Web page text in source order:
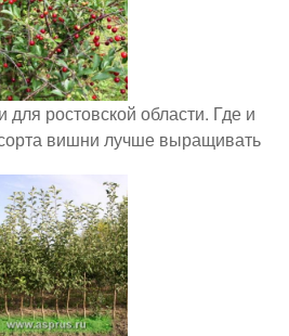
ростовской области. Где и
вишни лучше выращивать